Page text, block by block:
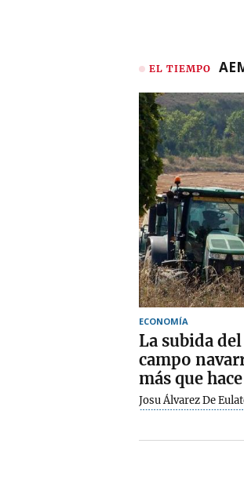
EL TIEMPO
ECONOMÍA
La subida
campo
más que
Josu Álvarez De